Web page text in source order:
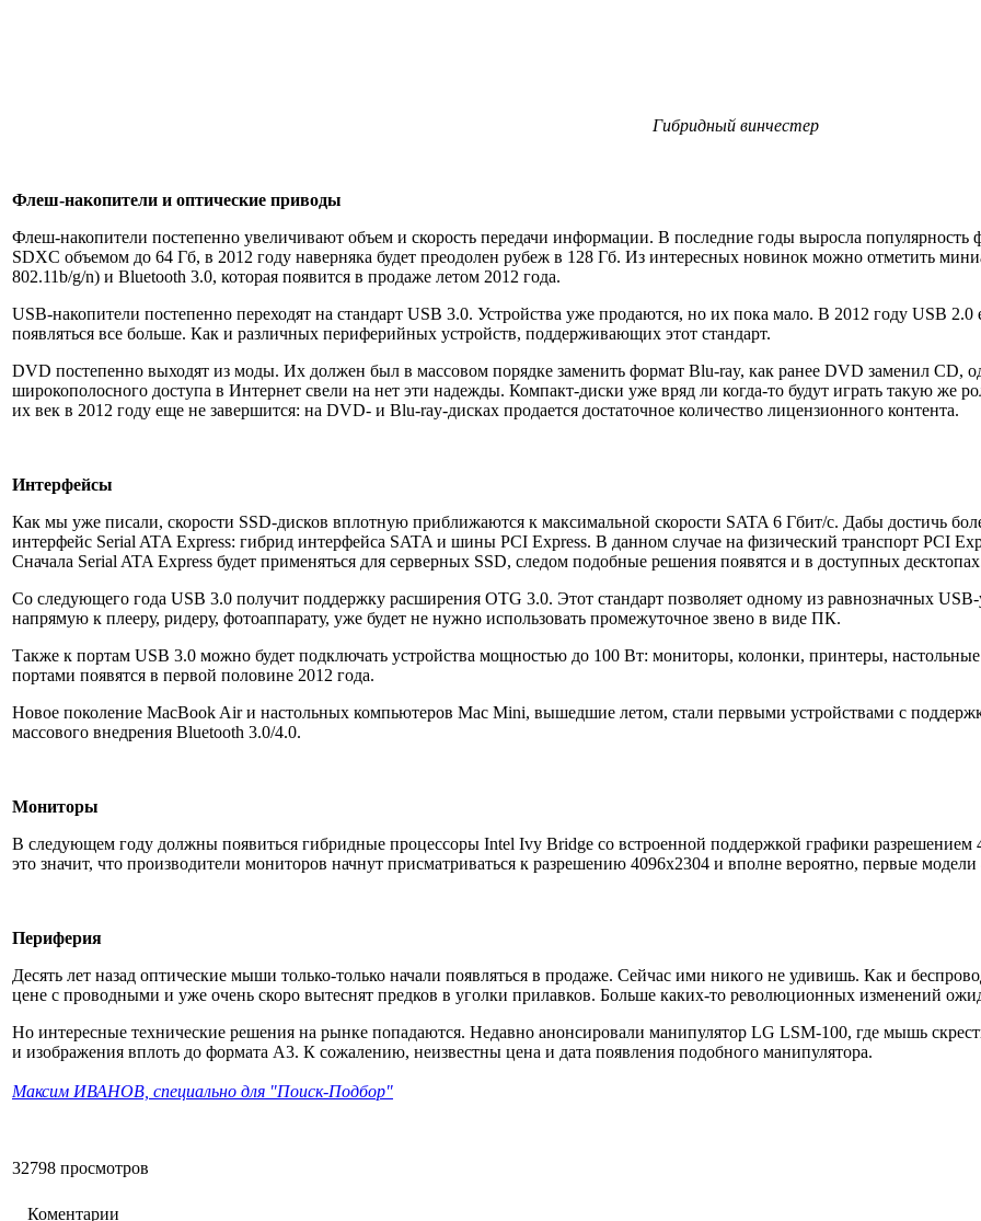
Гибридный винчестер
Флеш-накопители и оптические приводы
Флеш-накопители постепенно увеличивают объем и скорость передачи информации. В последние годы выросла
SDXC объемом до 64 Гб, в 2012 году наверняка будет преодолен рубеж в 128 Гб. Из интересных новинок можно отметить
802.11b/g/n) и Bluetooth 3.0, которая появится в продаже летом 2012 года.
USB-накопители постепенно переходят на стандарт USB 3.0. Устройства уже продаются, но их пока мало. В 2012 году USB
появляться все больше. Как и различных периферийных устройств, поддерживающих этот стандарт.
DVD постепенно выходят из моды. Их должен был в массовом порядке заменить формат Blu-ray, как ранее DVD заменил CD,
широкополосного доступа в Интернет свели на нет эти надежды. Компакт-диски уже вряд ли когда-то будут играть такую же
их век в 2012 году еще не завершится: на DVD- и Blu-ray-дисках продается достаточное количество лицензионного контента.
Интерфейсы
Как мы уже писали, скорости SSD-дисков вплотную приближаются к максимальной скорости SATA 6 Гбит/с. Дабы достичь
интерфейс Serial ATA Express: гибрид интерфейса SATA и шины PCI Express. В данном случае на физический транспорт PCI
Сначала Serial ATA Express будет применяться для серверных SSD, следом подобные решения появятся и в доступных
Со следующего года USB 3.0 получит поддержку расширения OTG 3.0. Этот стандарт позволяет одному из равнозначных
напрямую к плееру, ридеру, фотоаппарату, уже будет не нужно использовать промежуточное звено в виде ПК.
Также к портам USB 3.0 можно будет подключать устройства мощностью до 100 Вт: мониторы, колонки, принтеры,
портами появятся в первой половине 2012 года.
Новое поколение MacBook Air и настольных компьютеров Mac Mini, вышедшие летом, стали первыми устройствами с
массового внедрения Bluetooth 3.0/4.0.
Мониторы
В следующем году должны появиться гибридные процессоры Intel Ivy Bridge со встроенной поддержкой графики
это значит, что производители мониторов начнут присматриваться к разрешению 4096х2304 и вполне вероятно, первые
Периферия
Десять лет назад оптические мыши только-только начали появляться в продаже. Сейчас ими никого не удивишь. Как и
цене с проводными и уже очень скоро вытеснят предков в уголки прилавков. Больше каких-то революционных изменений
Но интересные технические решения на рынке попадаются. Недавно анонсировали манипулятор LG LSM-100, где мышь
и изображения вплоть до формата А3. К сожалению, неизвестны цена и дата появления подобного манипулятора.
Максим ИВАНОВ, специально для "Поиск-Подбор"
32798 просмотров
Коментарии